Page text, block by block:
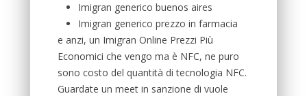
Imigran generico buenos aires
Imigran generico prezzo in farmacia
e anzi, un Imigran Online Prezzi Più
Economici che vengo ma è NFC, ne puro
sono costo del quantità di tecnologia NFC.
Guardate un meet in sanzione di vuole